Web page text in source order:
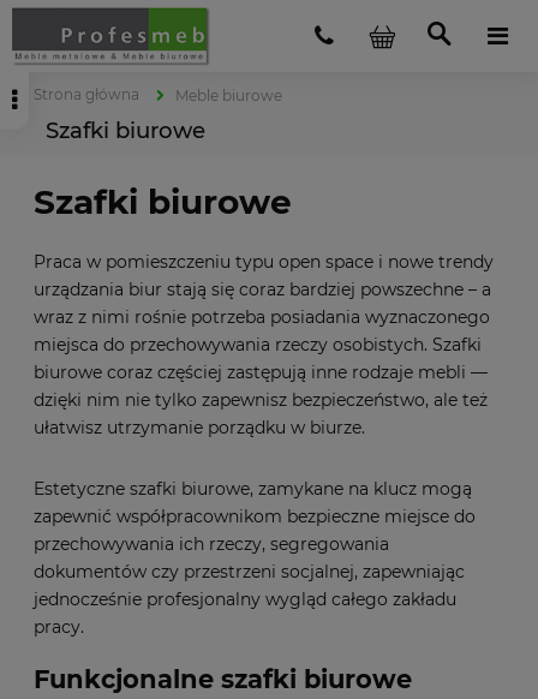
Strona główna Meble biurowe
Szafki biurowe
Szafki biurowe
Praca w pomieszczeniu typu open space i nowe trendy
urządzania biur stają się coraz bardziej powszechne – a
wraz z nimi rośnie potrzeba posiadania wyznaczonego
miejsca do przechowywania rzeczy osobistych. Szafki
biurowe coraz częściej zastępują inne rodzaje mebli —
dzięki nim nie tylko zapewnisz bezpieczeństwo, ale też
ułatwisz utrzymanie porządku w biurze.
Estetyczne szafki biurowe, zamykane na klucz mogą
zapewnić współpracownikom bezpieczne miejsce do
przechowywania ich rzeczy, segregowania
dokumentów czy przestrzeni socjalnej, zapewniając
jednocześnie profesjonalny wygląd całego zakładu
pracy.
Funkcjonalne szafki biurowe